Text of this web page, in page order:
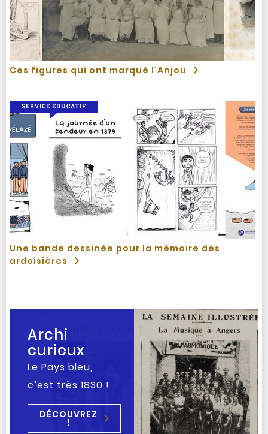
Ces figures qui ont marqué l'Anjou
Une bande dessinée pour la mémoire des
ardoisières
SERVICE ÉDUCATIF
Archi
curieux
Le Pays bleu,
c’est très 1830 !
DÉCOUVREZ
!